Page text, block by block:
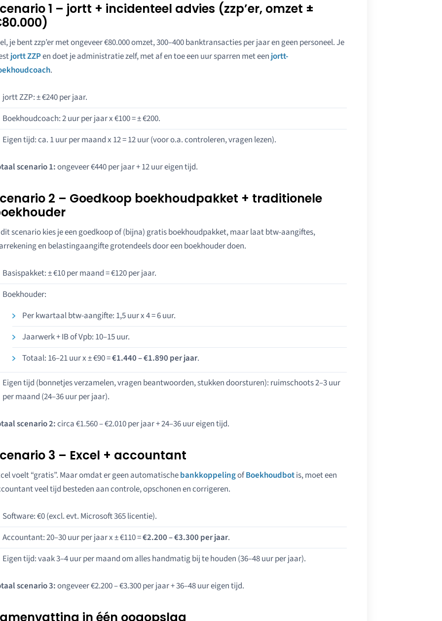
1 – jortt + incidenteel advies (zzp’er, omzet ±
je bent zzp’er met ongeveer €80.000 omzet, 300–400 banktransacties per jaar en geen personeel. Je
jortt ZZPen doet je administratie zelf, met af en toe een uur sparren met eenjortt-
.
jortt ZZP: ± €240 per jaar.
Boekhoudcoach: 2 uur per jaar x €100 = ± €200.
Eigen tijd: ca. 1 uur per maand x 12 = 12 uur (voor o.a. controleren, vragen lezen).
scenario 1:ongeveer €440 per jaar + 12 uur eigen tijd.
2 – Goedkoop boekhoudpakket + traditionele
scenario kies je een goedkoop of (bijna) gratis boekhoudpakket, maar laat btw-aangiftes,
en belastingaangifte grotendeels door een boekhouder doen.
Basispakket: ± €10 per maand = €120 per jaar.
Boekhouder:
Per kwartaal btw-aangifte: 1,5 uur x 4 = 6 uur.
Jaarwerk + IB of Vpb: 10–15 uur.
Totaal: 16–21 uur x ± €90 =€1.440 – €1.890 per jaar.
Eigen tijd (bonnetjes verzamelen, vragen beantwoorden, stukken doorsturen): ruimschoots 2–3 uur
per maand (24–36 uur per jaar).
scenario 2:circa €1.560 – €2.010 per jaar + 24–36 uur eigen tijd.
3 – Excel + accountant
voelt “gratis”. Maar omdat er geen automatischebankkoppelingofBoekhoudbotis, moet een
veel tijd besteden aan controle, opschonen en corrigeren.
Software: €0 (excl. evt. Microsoft 365 licentie).
Accountant: 20–30 uur per jaar x ± €110 =€2.200 – €3.300 per jaar.
Eigen tijd: vaak 3–4 uur per maand om alles handmatig bij te houden (36–48 uur per jaar).
scenario 3:ongeveer €2.200 – €3.300 per jaar + 36–48 uur eigen tijd.
in één oogopslag